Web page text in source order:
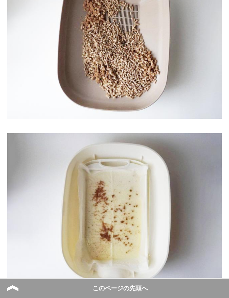
このページの先頭へ